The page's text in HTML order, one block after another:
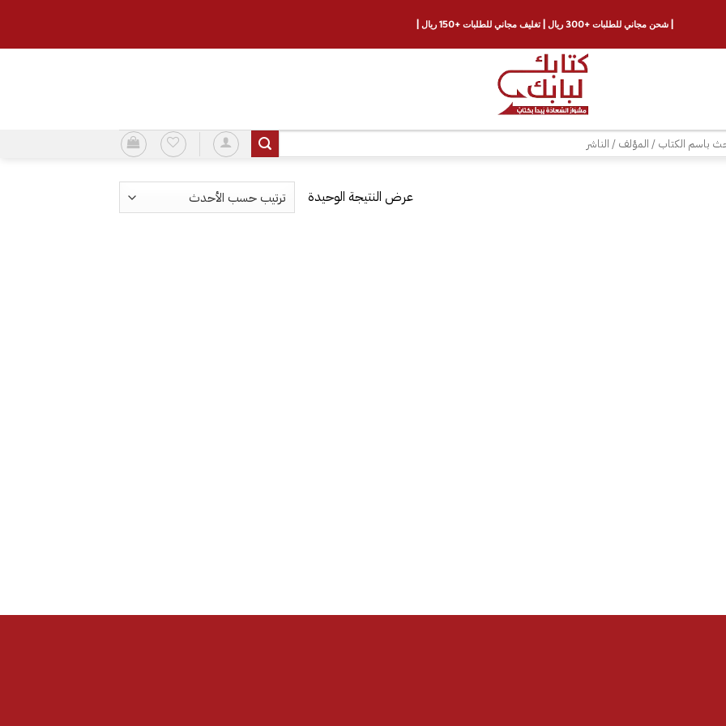
عرض النتيجة الوحيدة
| شحن مجاني للطلبات +300 ريال | تغليف مجاني للطلبات +150 ريال |